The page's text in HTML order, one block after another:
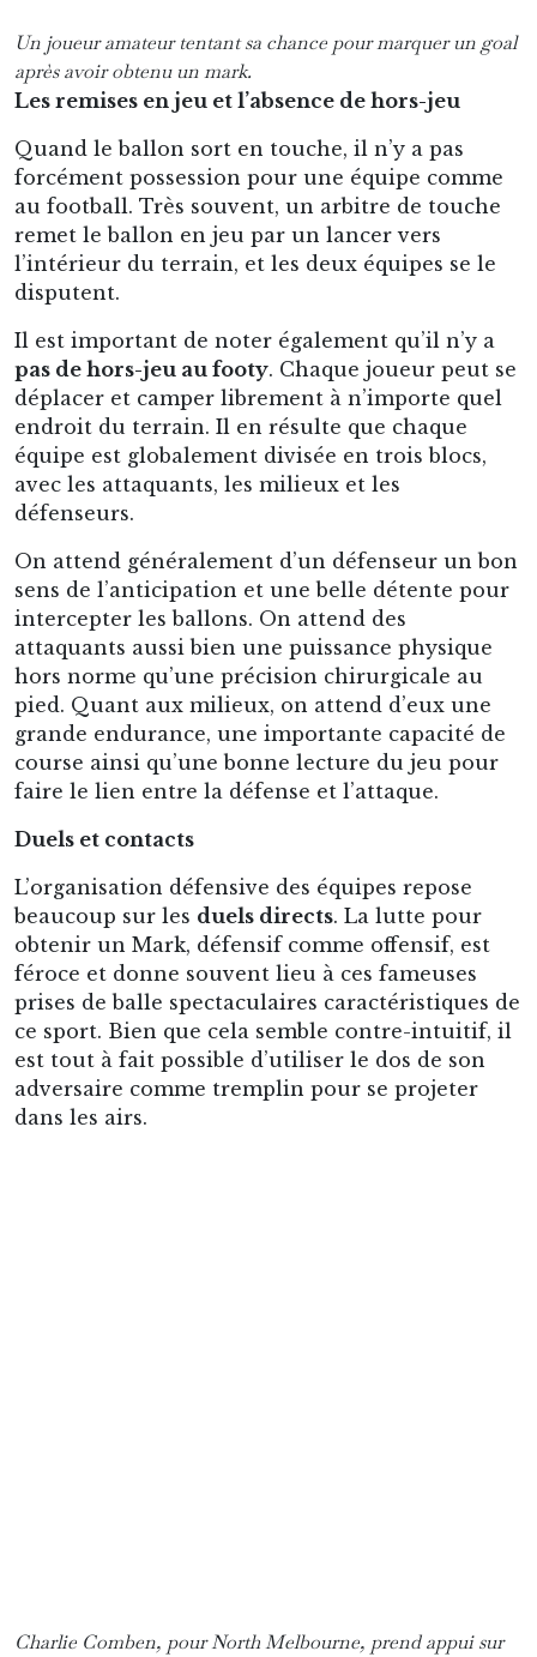
Il est important de noter également qu’il n’y a
pas de hors-jeu au footy
. Chaque joueur peut se
déplacer et camper librement à n’importe quel
endroit du terrain. Il en résulte que chaque
équipe est globalement divisée en trois blocs,
avec les attaquants, les milieux et les
défenseurs.
On attend généralement d’un défenseur un bon
sens de l’anticipation et une belle détente pour
intercepter les ballons. On attend des
attaquants aussi bien une puissance physique
hors norme qu’une précision chirurgicale au
pied. Quant aux milieux, on attend d’eux une
grande endurance, une importante capacité de
course ainsi qu’une bonne lecture du jeu pour
faire le lien entre la défense et l’attaque.
L’organisation défensive des équipes repose
beaucoup sur les duels directs
. La lutte pour
obtenir un Mark, défensif comme offensif, est
féroce et donne souvent lieu à ces fameuses
prises de balle spectaculaires caractéristiques de
ce sport. Bien que cela semble contre-intuitif, il
est tout à fait possible d’utiliser le dos de son
adversaire comme tremplin pour se projeter
Charlie Comben, pour North Melbourne, prend appui sur
son adversaire pour s’élever dans les airs et réaliser un mark
spectaculaire : un « Specky »
C’est probablement à cause de ces images que le
footy a la réputation d’être un sport ultra-
violent où tous les coups sont permis.
Cependant, c’est une idée reçue : il existe un
grand nombre de fautes possibles, les
principales portant sur la façon de plaquer un
serait l’équivalent d’un plaquage du quarterback